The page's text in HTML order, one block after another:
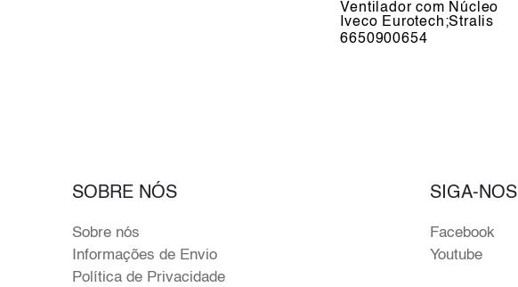
Ventilador com Núcleo
Iveco Eurotech;Stralis
6650900654
SOBRE NÓS
Sobre nós
Informações de Envio
Política de Privacidade
SIGA-NOS
Facebook
Youtube